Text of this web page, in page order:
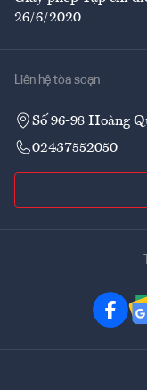
26/6/2020
Liên hệ tòa soạn
Số 96-98 Hoàng
02437552050